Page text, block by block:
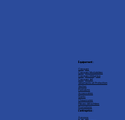
Équipement :
Casques
Casques Modulables
Casques intégraux
Casques Jet
Vêtements et Protection
Vestes
Pantalons
Accessoires
Gants
Chaussures
Pièces détachées
Promotions
L'entreprise :
À propos